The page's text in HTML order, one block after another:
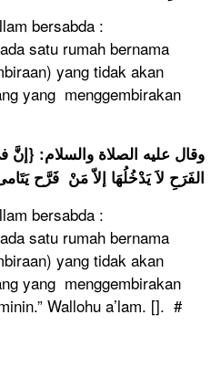
bersabda :
satu rumah bernama
yang tidak akan
yang menggembirakan
وقال عليه الصلاة والسلام: {إنَّ
الفَرَحِ لاَ يَدْخُلُهَا إلاّ مَنْ فَرَّح
bersabda :
satu rumah bernama
yang tidak akan
yang menggembirakan
Wallohu a’lam. []. #